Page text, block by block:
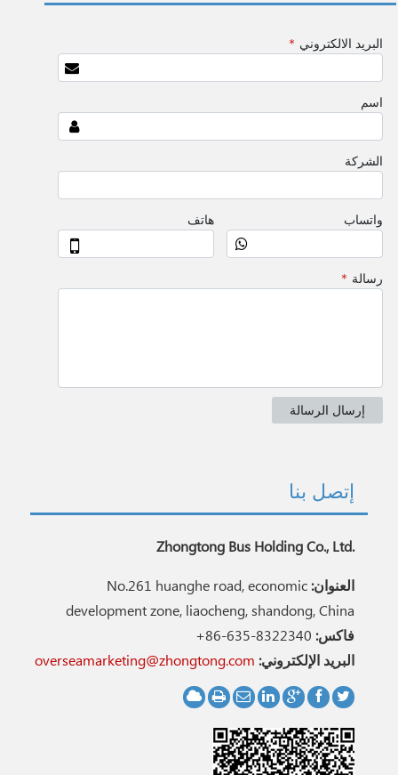
إتصل بنا
Zhongtong Bus Holding Co., Ltd.
العنوان: No.261 huanghe road, economic
development zone, liaocheng, shandong, China
فاكس: +86-635-8322340
البريد الإلكتروني: overseamarketing@zhongtong.com